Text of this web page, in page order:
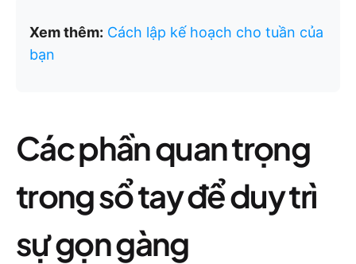
Xem thêm: Cách lập kế hoạch cho tuần của
bạn
Các phần quan trọng
trong sổ tay để duy trì
sự gọn gàng